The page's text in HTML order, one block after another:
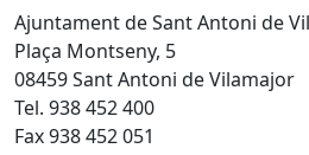
Ajuntament de Sant Antoni de
Plaça Montseny, 5
08459 Sant Antoni de Vilamajor
Tel. 938 452 400
Fax 938 452 051